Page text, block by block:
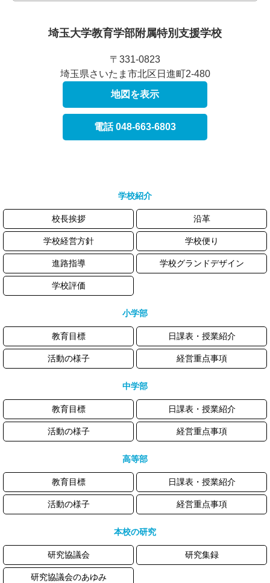
埼玉大学教育学部附属特別支援学校
〒331-0823
埼玉県さいたま市北区日進町2-480
地図を表示
電話 048-663-6803
学校紹介
校長挨拶 沿革
学校経営方針 学校便り
進路指導 学校グランドデザイン
学校評価
小学部
教育目標 日課表・授業紹介
活動の様子 経営重点事項
中学部
教育目標 日課表・授業紹介
活動の様子 経営重点事項
高等部
教育目標 日課表・授業紹介
活動の様子 経営重点事項
本校の研究
研究協議会 研究集録
研究協議会のあゆみ